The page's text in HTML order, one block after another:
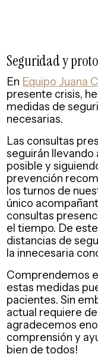
Seguridad y
En Equipo Juana
presente crisis,
medidas de
necesarias.
Las consultas
seguirán llevando
posible y
prevención
los turnos de
único
consultas
el tiempo. De
distancias de
la innecesaria
Comprendemos
estas medidas
pacientes. Sin
actual requiere
agradecemos
comprensión y
bien de todos!